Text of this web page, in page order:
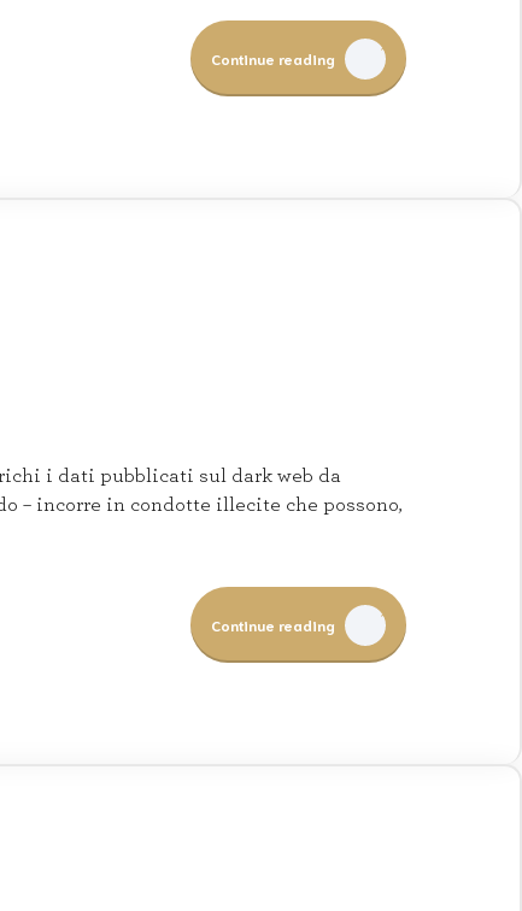
Continue reading
i dati pubblicati sul dark web da
– incorre in condotte illecite che possono,
Continue reading